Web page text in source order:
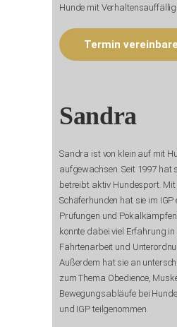
Hunde mit
Termin
Sandra
Sandra ist von klein auf mit
aufgewachsen. Seit 1997 hat
betreibt aktiv Hundesport.
Schäferhunden hat sie im IGP
Prüfungen und
konnte dabei viel Erfahrung
Fährtenarbeit und
Außerdem hat sie an
zum Thema Obedience,
Bewegungsabläufe bei
und IGP teilgenommen.